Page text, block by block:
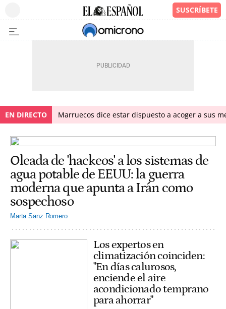
EN DIRECTO Marruecos dice estar dispuesto a acoger a sus
Oleada de 'hackeos' a los sistemas de
agua potable de EEUU: la guerra
moderna que apunta a Irán como
sospechoso
Marta Sanz Romero
Los expertos en
climatización coinciden:
"En días calurosos,
enciende el aire
acondicionado temprano
para ahorrar"